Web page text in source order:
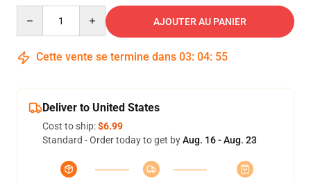
AJOUTER AU PANIER
Cette vente se termine dans 03: 04: 54
Deliver to United States
Cost to ship:$6.99
Standard - Order today to get byAug. 16 - Aug. 23